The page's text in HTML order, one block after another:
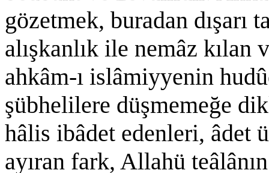
gözetmek, buradan dışarı
alışkanlık ile nemâz
ahkâm-ı islâmiyyenin
şübhelilere düşmemeğe
hâlis ibâdet edenleri, âdet
ayıran fark, Allahü